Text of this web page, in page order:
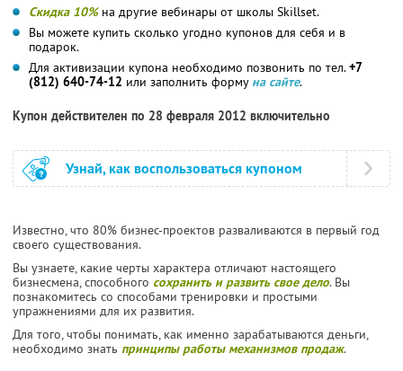
Скидка 10% на другие вебинары от школы Skillset.
Вы можете купить сколько угодно купонов для себя и в
подарок.
Для активизации купона необходимо позвонить по тел.+7
(812) 640-74-12 или заполнить форму на сайте.
Купон действителен по 28 февраля 2012 включительно
Узнай, как воспользоваться купоном
Известно, что 80% бизнес-проектов разваливаются в первый год
своего существования.
Вы узнаете, какие черты характера отличают настоящего
бизнесмена, способного сохранить и развить свое дело. Вы
познакомитесь со способами тренировки и простыми
упражнениями для их развития.
Для того, чтобы понимать, как именно зарабатываются деньги,
необходимо знать принципы работы механизмов продаж.